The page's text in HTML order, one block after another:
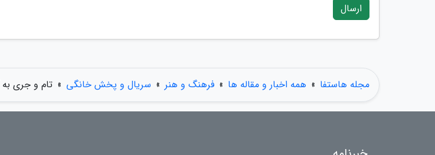
ارسال
مجله هاستفا » همه اخبار و مقاله ها » فرهنگ و هنر » سریال و پخش خانگی » تام و جری به